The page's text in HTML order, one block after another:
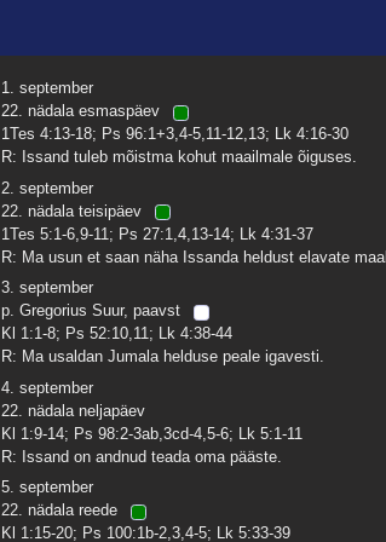
1. september
22. nädala esmaspäev
1Tes 4:13-18; Ps 96:1+3,4-5,11-12,13; Lk 4:16-30
R: Issand tuleb mõistma kohut maailmale õiguses.
2. september
22. nädala teisipäev
1Tes 5:1-6,9-11; Ps 27:1,4,13-14; Lk 4:31-37
R: Ma usun et saan näha Issanda heldust elavate maal
3. september
p. Gregorius Suur, paavst
Kl 1:1-8; Ps 52:10,11; Lk 4:38-44
R: Ma usaldan Jumala helduse peale igavesti.
4. september
22. nädala neljapäev
Kl 1:9-14; Ps 98:2-3ab,3cd-4,5-6; Lk 5:1-11
R: Issand on andnud teada oma pääste.
5. september
22. nädala reede
Kl 1:15-20; Ps 100:1b-2,3,4-5; Lk 5:33-39